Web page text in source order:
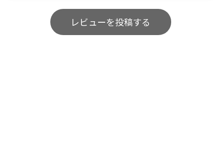
レビューを投稿する